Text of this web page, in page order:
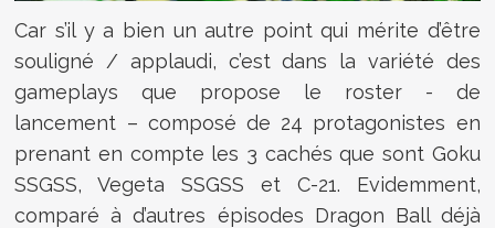
Car s’il y a bien un autre point qui mérite d’être
souligné / applaudi, c’est dans la variété des
gameplays que propose le roster - de
lancement – composé de 24 protagonistes en
prenant en compte les 3 cachés que sont Goku
SSGSS, Vegeta SSGSS et C-21. Evidemment,
comparé à d’autres épisodes Dragon Ball déjà